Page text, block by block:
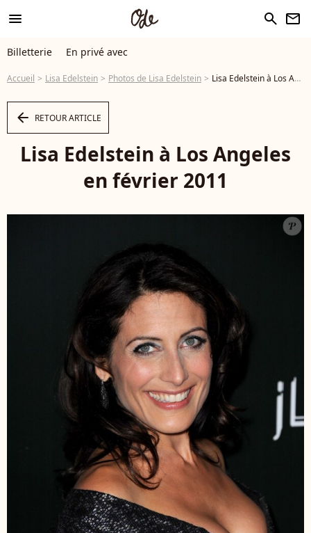
menu search newsletter
Billetterie En privé avec
Accueil Lisa Edelstein Photos de Lisa Edelstein Lisa Edelstein à Los Angeles en février 2011 - Photo
arrow_left RETOUR ARTICLE
Lisa Edelstein à Los Angeles
en février 2011